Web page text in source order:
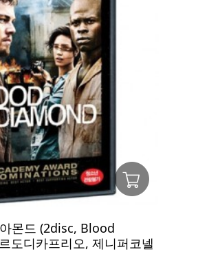
몬드 (2disc, Blood
도디카프리오, 제니퍼코넬